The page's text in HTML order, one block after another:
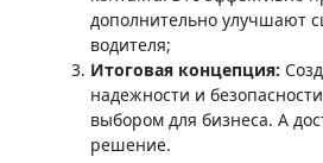
дополнительно улучшают
водителя;
Итоговая концепция:
надежности и
выбором для бизнеса. А
решение.